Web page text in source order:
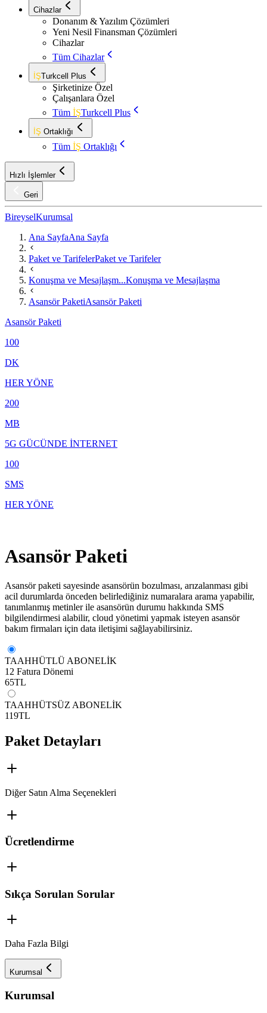
Cihazlar
Donanım & Yazılım Çözümleri
Yeni Nesil Finansman Çözümleri
Cihazlar
Tüm Cihazlar
İŞTurkcell Plus
Şirketinize Özel
Çalışanlara Özel
Tüm İŞTurkcell Plus
İŞ Ortaklığı
Tüm İŞ Ortaklığı
Hızlı İşlemler
Geri
BireyselKurumsal
Ana SayfaAna Sayfa
Paket ve TarifelerPaket ve Tarifeler
Konuşma ve Mesajlaşm...Konuşma ve Mesajlaşma
Asansör PaketiAsansör Paketi
Asansör Paketi
100
DK
HER YÖNE
200
MB
5G GÜCÜNDE İNTERNET
100
SMS
HER YÖNE
Asansör Paketi
​Asansör paketi sayesinde asansörün bozulması, arızalanması gibi
acil durumlarda önceden belirlediğiniz numaralara arama yapabilir,
tanımlanmış metinler ile asansörün durumu hakkında SMS
bilgilendirmesi alabilir, cloud yönetimi yapmak isteyen asansör
bakım firmaları için data iletişimi sağlayabilirsiniz.
TAAHHÜTLÜ ABONELİK
12 Fatura Dönemi
65TL
TAAHHÜTSÜZ ABONELİK
119TL
Paket Detayları
Diğer Satın Alma Seçenekleri
Ücretlendirme
Sıkça Sorulan Sorular
Daha Fazla Bilgi
Kurumsal
Kurumsal